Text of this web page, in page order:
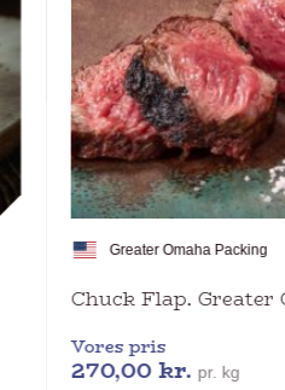
Greater Omaha Packing
Chuck Flap. Greater
Vores pris
270,00kr. pr. kg